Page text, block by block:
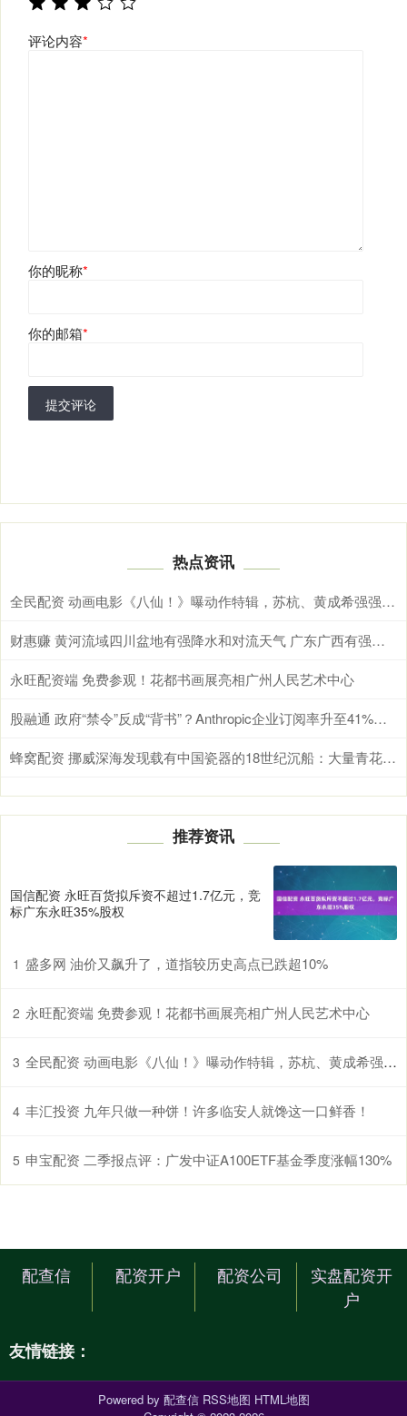
评论内容*
你的昵称*
你的邮箱*
提交评论
热点资讯
全民配资 动画电影《八仙！》曝动作特辑，苏杭、黄成希强强联手铸就超燃打戏
财惠赚 黄河流域四川盆地有强降水和对流天气 广东广西有强降水
永旺配资端 免费参观！花都书画展亮相广州人民艺术中心
股融通 政府“禁令”反成“背书”？Anthropic企业订阅率升至41%，超过OpenAI
蜂窝配资 挪威深海发现载有中国瓷器的18世纪沉船：大量青花瓷碗重见天日，文物达数千件，目前正开展船只溯源工作并努力还原历史真相
推荐资讯
国信配资 永旺百货拟斥资不超过1.7亿元，竞
标广东永旺35%股权
1 盛多网 油价又飙升了，道指较历史高点已跌超10%
2 永旺配资端 免费参观！花都书画展亮相广州人民艺术中心
3 全民配资 动画电影《八仙！》曝动作特辑，苏杭、黄成希强强联手铸就超燃打戏
4 丰汇投资 九年只做一种饼！许多临安人就馋这一口鲜香！
5 申宝配资 二季报点评：广发中证A100ETF基金季度涨幅130%
配查信 配资开户 配资公司
实盘配资开
户
友情链接：
Powered by 配查信 RSS地图 HTML地图